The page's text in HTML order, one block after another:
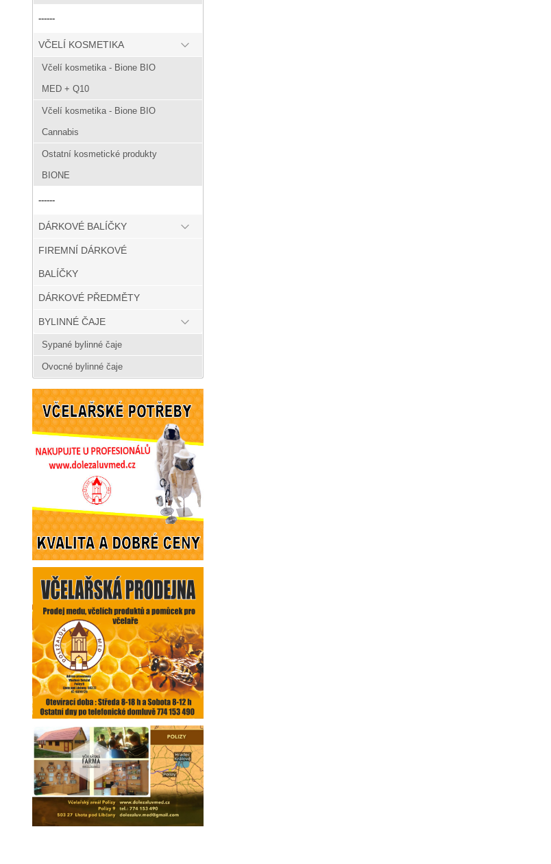
------
VČELÍ KOSMETIKA
Včelí kosmetika - Bione BIO
MED + Q10
Včelí kosmetika - Bione BIO
Cannabis
Ostatní kosmetické produkty
BIONE
------
DÁRKOVÉ BALÍČKY
FIREMNÍ DÁRKOVÉ
BALÍČKY
DÁRKOVÉ PŘEDMĚTY
BYLINNÉ ČAJE
Sypané bylinné čaje
Ovocné bylinné čaje